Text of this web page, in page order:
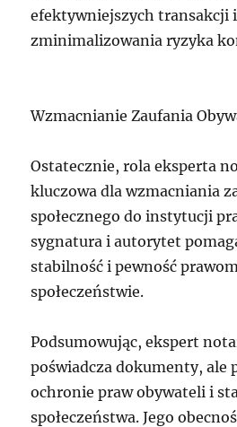
efektywniejszych transakcji i
zminimalizowania ryzyka
Wzmacnianie Zaufania
Ostatecznie, rola eksperta
kluczowa dla wzmacniania
społecznego do instytucji
sygnatura i autorytet
stabilność i pewność
społeczeństwie.
Podsumowując, ekspert
poświadcza dokumenty, ale
ochronie praw obywateli i
społeczeństwa. Jego